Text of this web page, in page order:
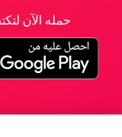
حمله الآن